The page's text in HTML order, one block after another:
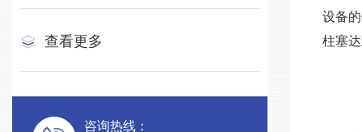
查看更多
咨询热线：
设备
柱塞